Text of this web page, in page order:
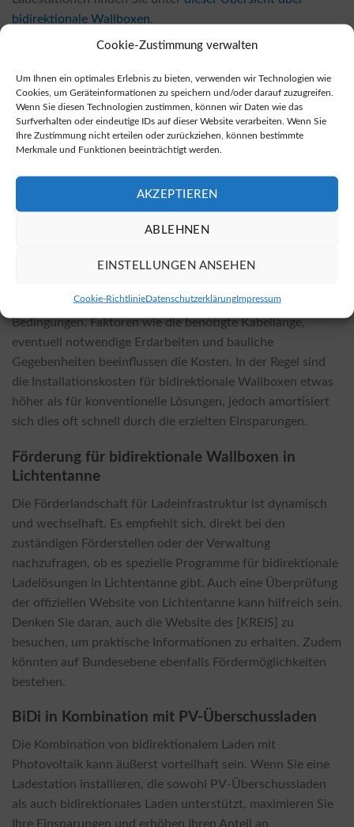
Cookie-Zustimmung verwalten
Um Ihnen ein optimales Erlebnis zu bieten, verwenden wir Technologien wie
Cookies, um Geräteinformationen zu speichern und/oder darauf zuzugreifen.
Wenn Sie diesen Technologien zustimmen, können wir Daten wie das
Surfverhalten oder eindeutige IDs auf dieser Website verarbeiten. Wenn Sie
Ihre Zustimmung nicht erteilen oder zurückziehen, können bestimmte
Merkmale und Funktionen beeinträchtigt werden.
AKZEPTIEREN
ABLEHNEN
EINSTELLUNGEN ANSEHEN
Cookie-RichtlinieDatenschutzerklärungImpressum
bidirektionale Wallboxen.
Bidirektionale Wallboxen können sowohl bei Fachhändlern
vor Ort als auch in zahlreichen Online-Shops erworben
werden. Die Preise in Online-Shops sind in der Regel zu
günstiger als im stationären Handel. Wenn Sie auf der
das Angebot unter
Wieviel kostet die Installation? Wovon hängen
Wallbox-Modell und den spezifischen örtlichen
Bedingungen. Faktoren wie die benötigte Kabellänge,
eventuell notwendige Erdarbeiten und bauliche
Gegebenheiten beeinflussen die Kosten. In der Regel sind
die Installationskosten für bidirektionale Wallboxen etwas
höher als für konventionelle Lösungen, jedoch amortisiert
sich dies oft schnell durch die erzielten Einsparungen.
Förderung für bidirektionale Wallboxen in
Lichtentanne
Die Förderlandschaft für Ladeinfrastruktur ist dynamisch
und wechselhaft. Es empfiehlt sich, direkt bei den
zuständigen Förderstellen oder der Verwaltung
nachzufragen, ob es spezielle Programme für bidirektionale
Ladelösungen in Lichtentanne gibt. Auch eine Überprüfung
der offiziellen Website von Lichtentanne kann hilfreich sein.
Denken Sie daran, auch die Website des [KREIS] zu
besuchen, um praktische Informationen zu erhalten. Zudem
könnten auf Bundesebene ebenfalls Fördermöglichkeiten
bestehen.
BiDi in Kombination mit PV-Überschussladen
Die Kombination von bidirektionalem Laden mit
Photovoltaik kann äußerst vorteilhaft sein. Wenn Sie eine
Ladestation installieren, die sowohl PV-Überschussladen
als auch bidirektionales Laden unterstützt, maximieren Sie
Ihre Einsparungen und erhöhen Ihren Anteil an